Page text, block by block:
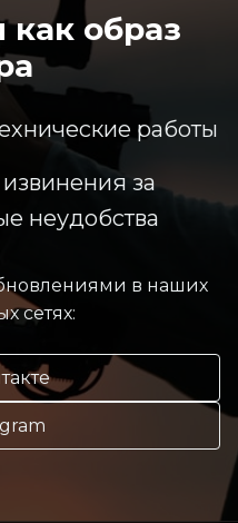
образ
работы
за
неудобства
в наших
сетях: